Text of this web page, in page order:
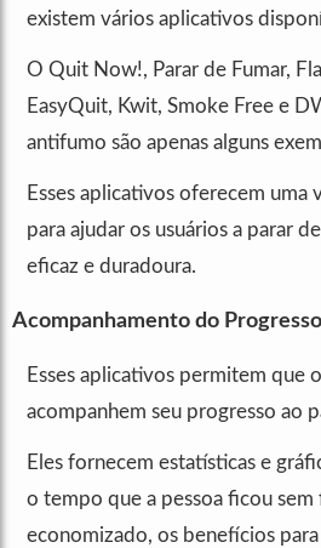
existem vários aplicativos
O Quit Now!, Parar de Fumar,
EasyQuit, Kwit, Smoke Free e
antifumo são apenas alguns
Esses aplicativos oferecem uma
para ajudar os usuários a parar
eficaz e duradoura.
Acompanhamento do Progresso
Esses aplicativos permitem que
acompanhem seu progresso ao
Eles fornecem estatísticas e
o tempo que a pessoa ficou sem
economizado, os benefícios para